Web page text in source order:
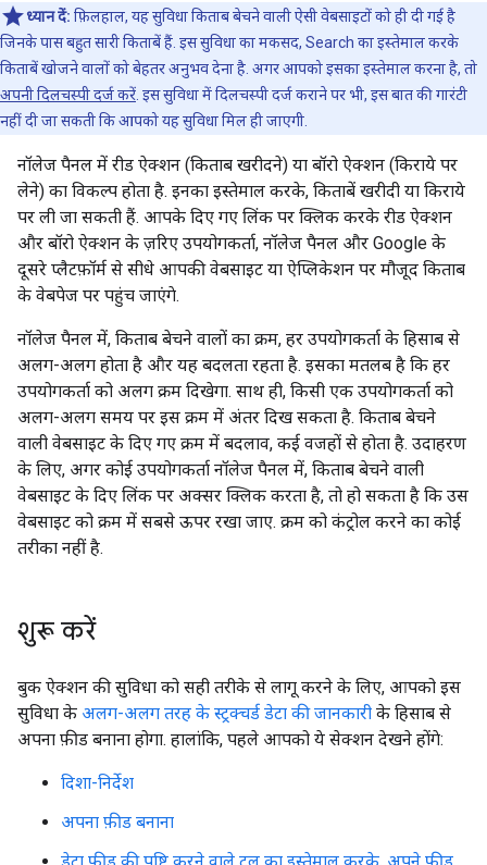
ध्यान दें: फ़िलहाल, यह सुविधा किताब बेचने वाली ऐसी वेबसाइटों को ही दी गई है
जिनके पास बहुत सारी किताबें हैं. इस सुविधा का मकसद, Search का इस्तेमाल करके
किताबें खोजने वालों को बेहतर अनुभव देना है. अगर आपको इसका इस्तेमाल करना है, तो
अपनी दिलचस्पी दर्ज करें . इस सुविधा में दिलचस्पी दर्ज कराने पर भी, इस बात की गारंटी
नहीं दी जा सकती कि आपको यह सुविधा मिल ही जाएगी.
नॉलेज पैनल में रीड ऐक्शन (किताब खरीदने) या बॉरो ऐक्शन (किराये पर
लेने) का विकल्प होता है. इनका इस्तेमाल करके, किताबें खरीदी या किराये
पर ली जा सकती हैं. आपके दिए गए लिंक पर क्लिक करके रीड ऐक्शन
और बॉरो ऐक्शन के ज़रिए उपयोगकर्ता, नॉलेज पैनल और Google के
दूसरे प्लैटफ़ॉर्म से सीधे आपकी वेबसाइट या ऐप्लिकेशन पर मौजूद किताब
के वेबपेज पर पहुंच जाएंगे.
नॉलेज पैनल में, किताब बेचने वालों का क्रम, हर उपयोगकर्ता के हिसाब से
अलग-अलग होता है और यह बदलता रहता है. इसका मतलब है कि हर
उपयोगकर्ता को अलग क्रम दिखेगा. साथ ही, किसी एक उपयोगकर्ता को
अलग-अलग समय पर इस क्रम में अंतर दिख सकता है. किताब बेचने
वाली वेबसाइट के दिए गए क्रम में बदलाव, कई वजहों से होता है. उदाहरण
के लिए, अगर कोई उपयोगकर्ता नॉलेज पैनल में, किताब बेचने वाली
वेबसाइट के दिए लिंक पर अक्सर क्लिक करता है, तो हो सकता है कि उस
वेबसाइट को क्रम में सबसे ऊपर रखा जाए. क्रम को कंट्रोल करने का कोई
तरीका नहीं है.
शुरू करें
बुक ऐक्शन की सुविधा को सही तरीके से लागू करने के लिए, आपको इस
सुविधा के अलग-अलग तरह के स्ट्रक्चर्ड डेटा की जानकारी के हिसाब से
अपना फ़ीड बनाना होगा. हालांकि, पहले आपको ये सेक्शन देखने होंगे:
दिशा-निर्देश
अपना फ़ीड बनाना